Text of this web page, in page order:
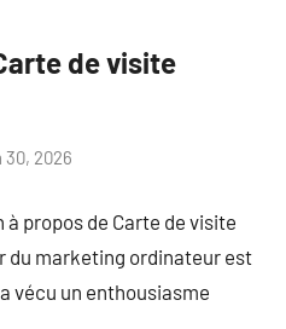
de visite
30, 2026
propos de Carte de visite
du marketing ordinateur est
vécu un enthousiasme